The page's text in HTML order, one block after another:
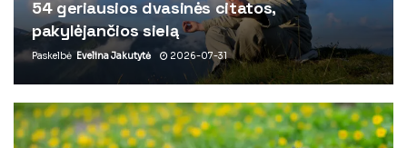
54 geriausios dvasinės citatos,
pakylėjančios sielą
Paskelbė Evelina Jakutytė 2026-07-31